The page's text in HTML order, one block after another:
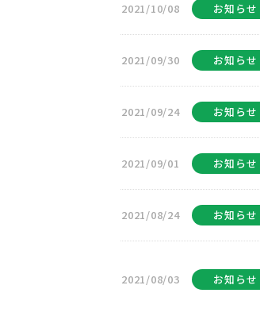
2021/10/08 お知らせ
2021/09/30 お知らせ
2021/09/24 お知らせ
2021/09/01 お知らせ
2021/08/24 お知らせ
2021/08/03 お知らせ